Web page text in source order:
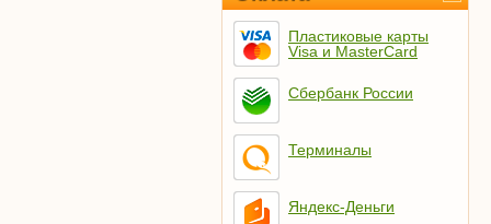
Пластиковые карты
Visa и MasterCard
Сбербанк России
Терминалы
Яндекс-Деньги